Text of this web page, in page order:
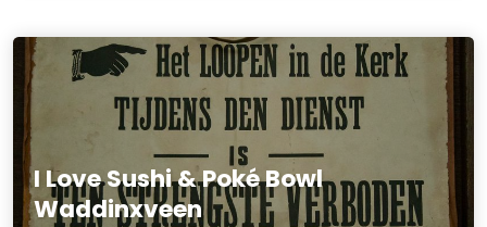
I Love Sushi & Poké Bowl
Waddinxveen